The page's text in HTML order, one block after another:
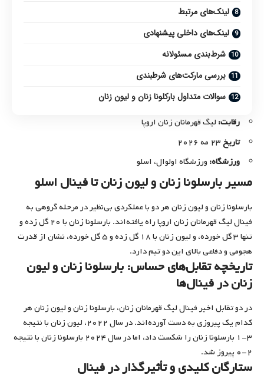
لینک‌های مرتبط
لینک‌های داخلی پیشنهادی
شرط‌بندی مسئولانه
بررسی مارکت‌های شرطبندی
سوالات متداول بارکلونا زنان و لیون زنان
رقابت: لیگ قهرمانان زنان اروپا
تاریخ
ورزشگاه: ورزشگاه اولوال، اسلو
مسیر بارسلونا زنان و لیون زنان تا فینال اسلو
بارسلونا زنان و لیون زنان هر دو با عملکردی بی‌نظیر در مرحله گروهی به
فینال لیگ قهرمانان زنان اروپا راه یافته‌اند. بارسلونا زنان با ۲۰ گل زده و
تنها ۳ گل خورده، و لیون زنان با ۱۸ گل زده و ۵ گل خورده، نشان از قدرت
هجومی و دفاعی بالای این دو تیم دارد.
تاریخچه تقابل‌های حساس: بارسلونا زنان و لیون
زنان در فینال‌ها
در دو تقابل اخیر فینال لیگ قهرمانان زنان، بارسلونا زنان و لیون زنان هر
کدام یک پیروزی به دست آورده‌اند. در سال ۲۰۲۲، لیون زنان با نتیجه
۳-۱ بارسلونا زنان را شکست داد، اما در سال ۲۰۲۴ بارسلونا زنان با نتیجه
۲-۰ پیروز شد.
ستارگان کلیدی و تأثیرگذار در فینال